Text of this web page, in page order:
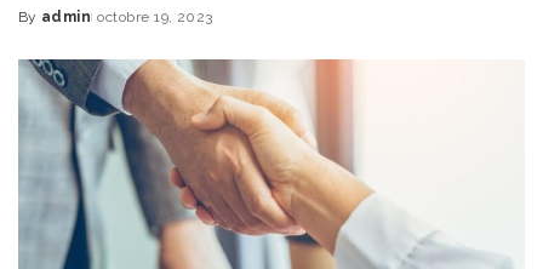
Posted
By admin octobre 19, 2023